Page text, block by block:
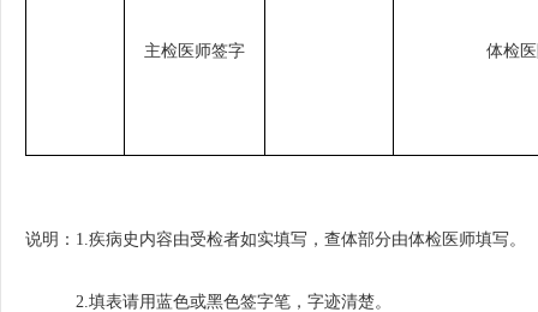
主检医师签字 体检
说明： 1.疾病史 内容由受检者如实填写 ，查体部分由体检医师填写。
2.填表请用蓝色或黑色签字笔，字迹清楚。